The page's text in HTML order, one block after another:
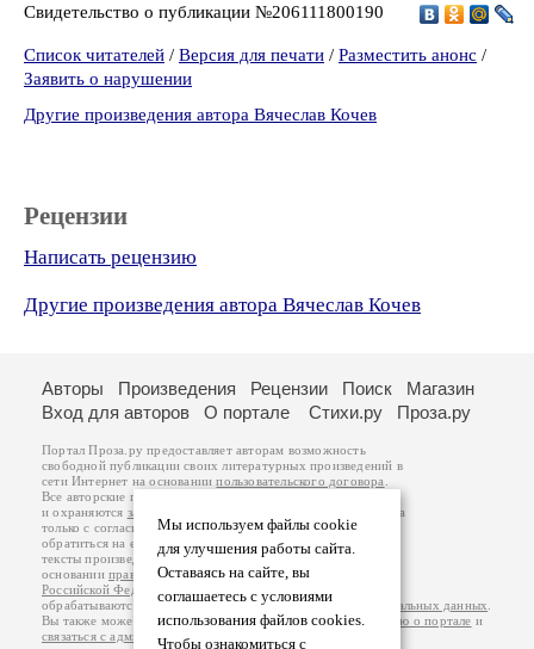
Свидетельство о публикации №206111800190
Список читателей / Версия для печати / Разместить анонс /
Заявить о нарушении
Другие произведения автора Вячеслав Кочев
Рецензии
Написать рецензию
Другие произведения автора Вячеслав Кочев
Мы используем файлы cookie
для улучшения работы сайта.
Оставаясь на сайте, вы
соглашаетесь с условиями
использования файлов cookies.
Чтобы ознакомиться с
Авторы Произведения Рецензии Поиск
Магазин
Вход для авторов
О портале Стихи.ру Проза.ру
Портал Проза.ру предоставляет авторам возможность
свободной публикации своих литературных произведений в
сети Интернет на основаниипользовательского договора
Все авторские права на произведения принадлежат авторам
и охраняются законом
. Перепечатка произведений возможна
только с согласия его автора, к которому вы можете
обратиться на его авторской странице. Ответственность за
тексты произведений авторы несут самостоятельно на
основанииправил публикацииизаконодательства
Российской Федерации
обрабатываются на основанииПолитики обработки персональных данных
Вы также можете посмотреть более подробнуюинформацию о портале и
связаться с администрацией